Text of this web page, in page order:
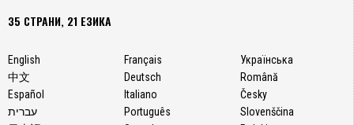
35 СТРАНИ, 21 ЕЗИКА
English
中文
Español
עברית
Français
Deutsch
Italiano
Português
Українська
Română
Česky
Slovenščina